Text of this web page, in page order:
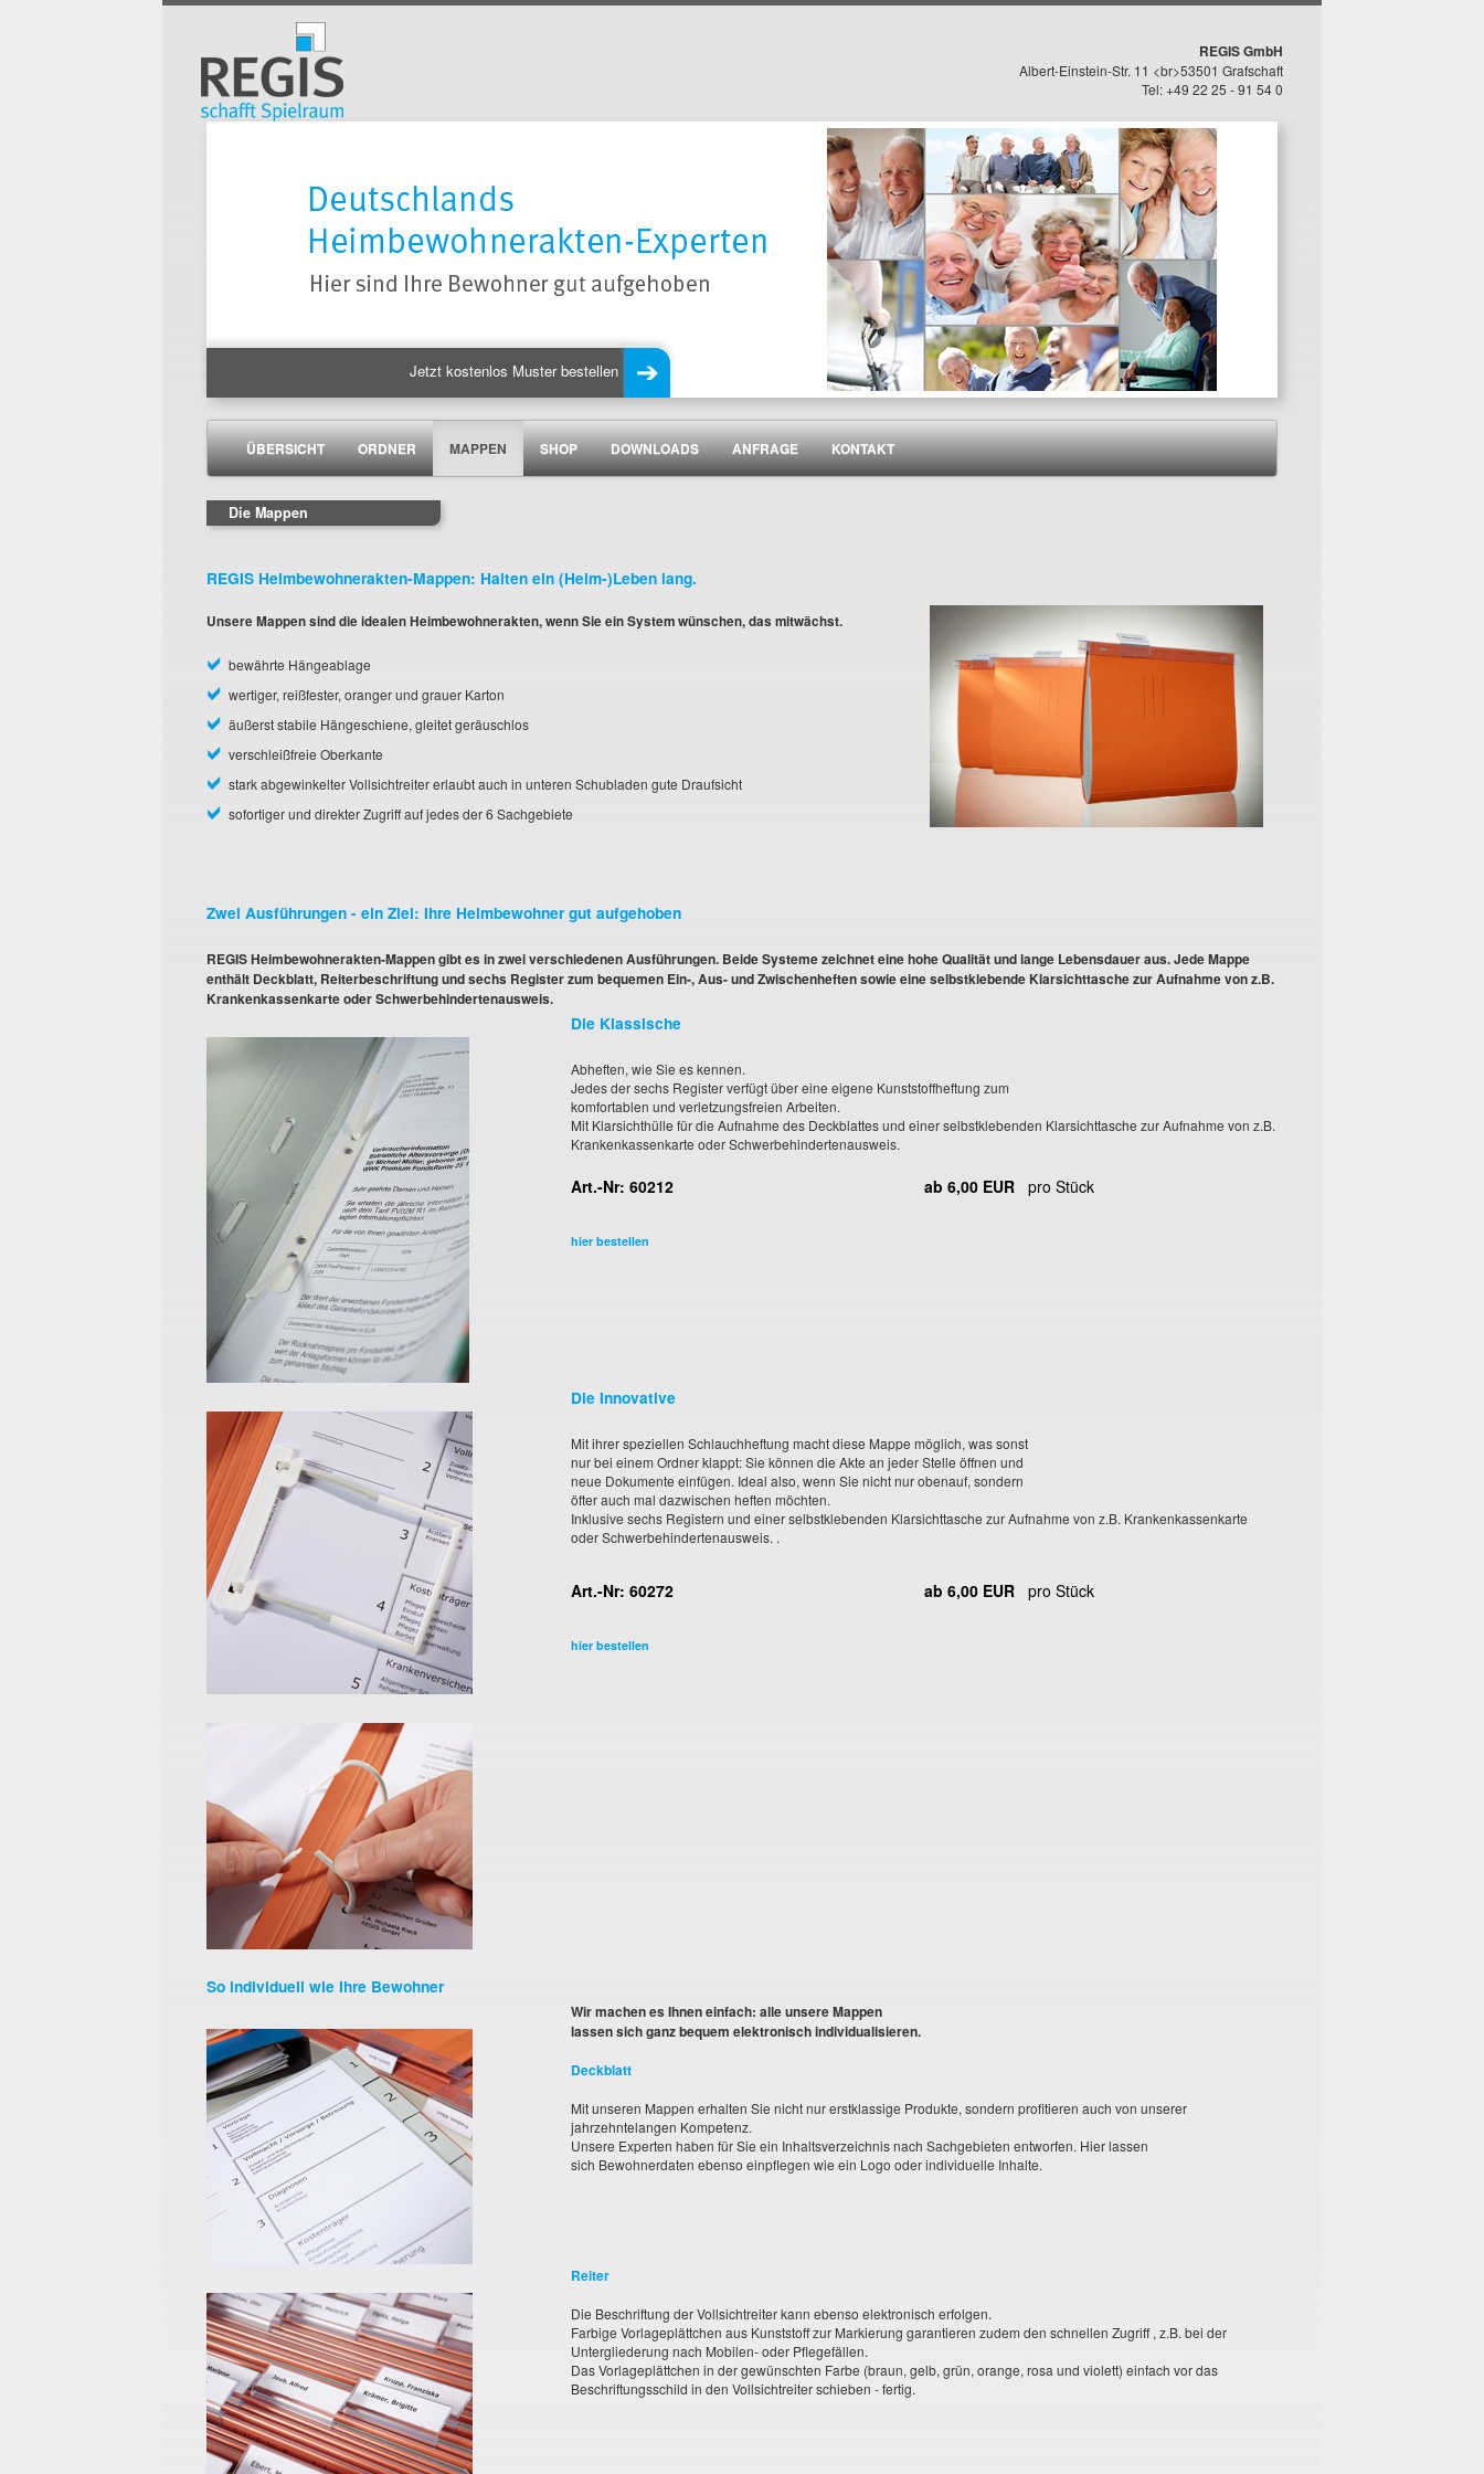
REGIS GmbH
Albert-Einstein-Str. 11 <br>53501 Grafschaft
Tel: +49 22 25 - 91 54 0
Jetzt kostenlos Muster bestellen
ÜBERSICHT ORDNER MAPPEN SHOP DOWNLOADS ANFRAGE KONTAKT
Die Mappen
REGIS Heimbewohnerakten-Mappen: Halten ein (Heim-)Leben lang.
Unsere Mappen sind die idealen Heimbewohnerakten, wenn Sie ein System wünschen, das mitwächst.
bewährte Hängeablage
wertiger, reißfester, oranger und grauer Karton
äußerst stabile Hängeschiene, gleitet geräuschlos
verschleißfreie Oberkante
stark abgewinkelter Vollsichtreiter erlaubt auch in unteren Schubladen gute Draufsicht
sofortiger und direkter Zugriff auf jedes der 6 Sachgebiete
Zwei Ausführungen - ein Ziel: Ihre Heimbewohner gut aufgehoben
REGIS Heimbewohnerakten-Mappen gibt es in zwei verschiedenen Ausführungen. Beide Systeme zeichnet eine hohe Qualität und lange Lebensdauer aus. Jede Mappe
enthält Deckblatt, Reiterbeschriftung und sechs Register zum bequemen Ein-, Aus- und Zwischenheften sowie eine selbstklebende Klarsichttasche zur Aufnahme von z.B.
Krankenkassenkarte oder Schwerbehindertenausweis.
Die Klassische
Abheften, wie Sie es kennen.
Jedes der sechs Register verfügt über eine eigene Kunststoffheftung zum
komfortablen und verletzungsfreien Arbeiten.
Mit Klarsichthülle für die Aufnahme des Deckblattes und einer selbstklebenden Klarsichttasche zur Aufnahme von z.B.
Krankenkassenkarte oder Schwerbehindertenausweis.
Art.-Nr: 60212 ab 6,00 EUR pro Stück
hier bestellen
Die Innovative
Mit ihrer speziellen Schlauchheftung macht diese Mappe möglich, was sonst
nur bei einem Ordner klappt: Sie können die Akte an jeder Stelle öffnen und
neue Dokumente einfügen. Ideal also, wenn Sie nicht nur obenauf, sondern
öfter auch mal dazwischen heften möchten.
Inklusive sechs Registern und einer selbstklebenden Klarsichttasche zur Aufnahme von z.B. Krankenkassenkarte
oder Schwerbehindertenausweis. .
Art.-Nr: 60272 ab 6,00 EUR pro Stück
hier bestellen
So individuell wie Ihre Bewohner
Wir machen es Ihnen einfach: alle unsere Mappen
lassen sich ganz bequem elektronisch individualisieren.
Deckblatt
Mit unseren Mappen erhalten Sie nicht nur erstklassige Produkte, sondern profitieren auch von unserer
jahrzehntelangen Kompetenz.
Unsere Experten haben für Sie ein Inhaltsverzeichnis nach Sachgebieten entworfen. Hier lassen
sich Bewohnerdaten ebenso einpflegen wie ein Logo oder individuelle Inhalte.
Reiter
Die Beschriftung der Vollsichtreiter kann ebenso elektronisch erfolgen.
Farbige Vorlageplättchen aus Kunststoff zur Markierung garantieren zudem den schnellen Zugriff , z.B. bei der
Untergliederung nach Mobilen- oder Pflegefällen.
Das Vorlageplättchen in der gewünschten Farbe (braun, gelb, grün, orange, rosa und violett) einfach vor das
Beschriftungsschild in den Vollsichtreiter schieben - fertig.